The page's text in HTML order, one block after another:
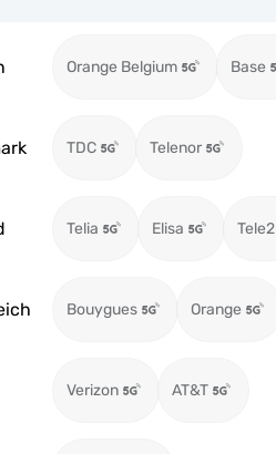
Orange Belgium Base
TDC Telenor
Telia Elisa Tele2
Bouygues Orange
Verizon AT&T